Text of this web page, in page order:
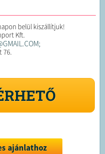
belül kiszállítjuk!
Kft.
76.
ajánlathoz